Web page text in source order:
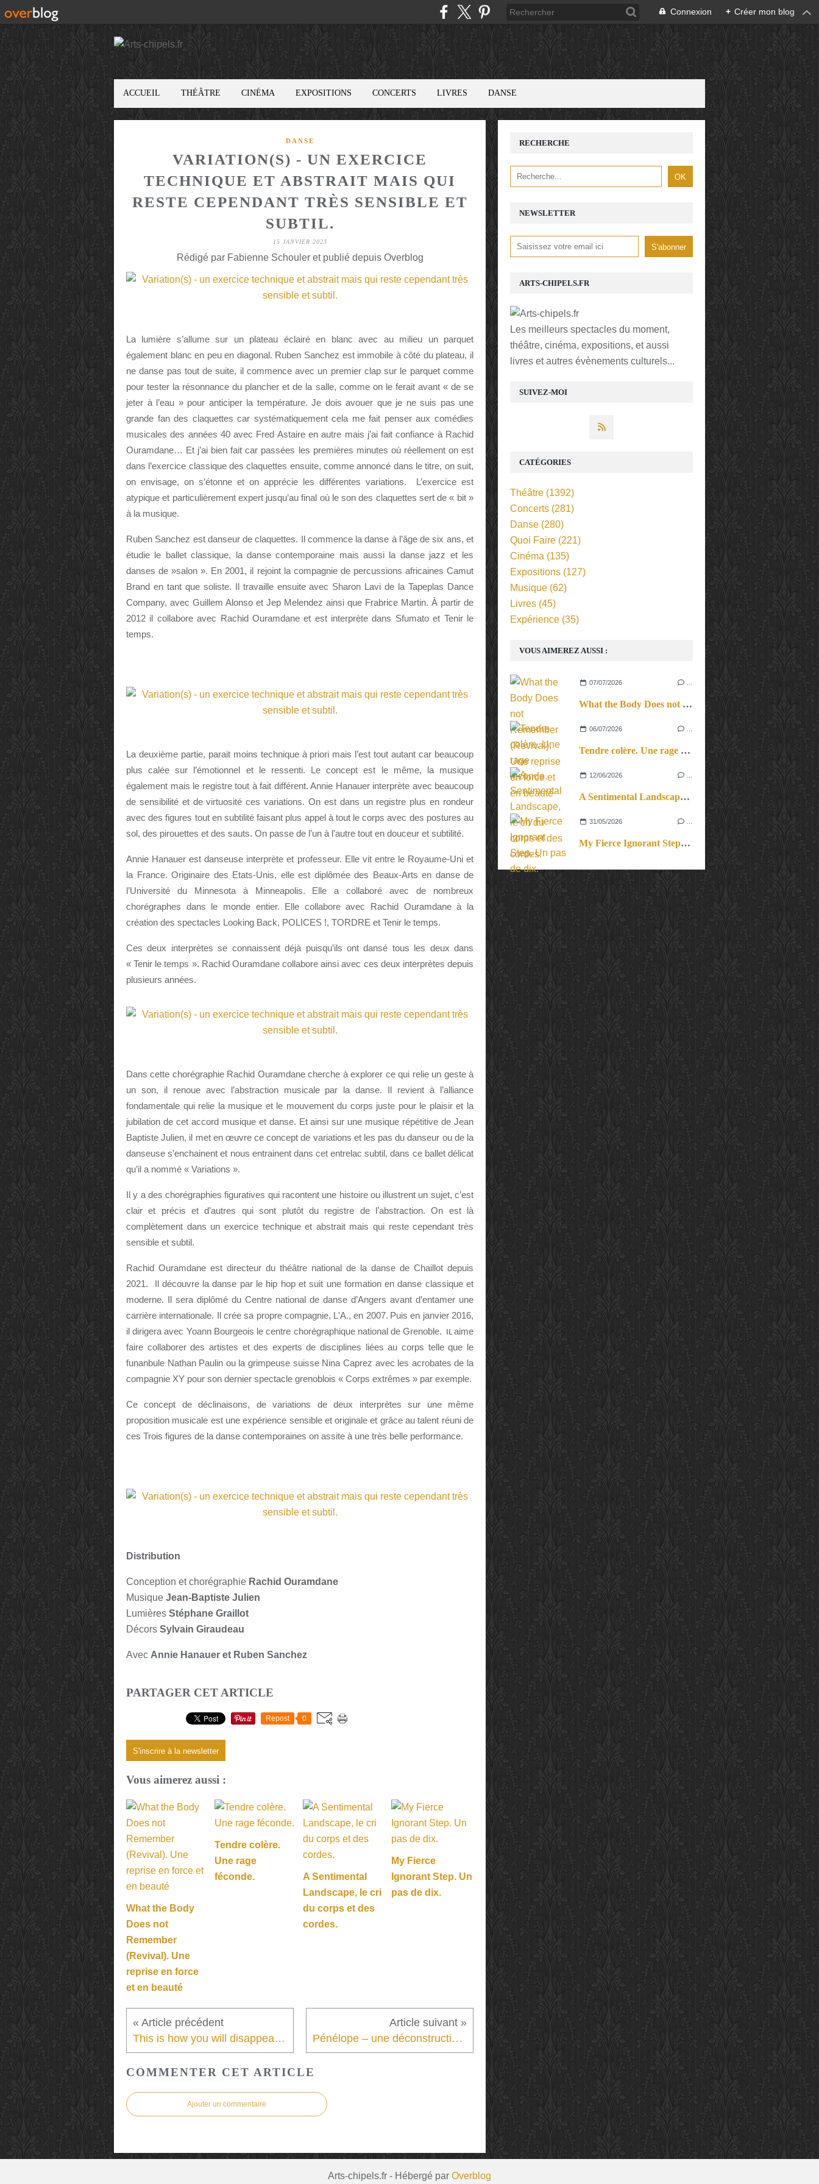
Connexion + Créer mon blog
ACCUEIL THÉÂTRE CINÉMA EXPOSITIONS CONCERTS LIVRES DANSE
DANSE
VARIATION(S) - UN EXERCICE
TECHNIQUE ET ABSTRAIT MAIS QUI
RESTE CEPENDANT TRÈS SENSIBLE ET
SUBTIL.
15 JANVIER 2023
Rédigé par Fabienne Schouler et publié depuis Overblog
La lumière s’allume sur un plateau éclairé en blanc avec au milieu un parquet
également blanc en peu en diagonal. Ruben Sanchez est immobile à côté du plateau, il
ne danse pas tout de suite, il commence avec un premier clap sur le parquet comme
pour tester la résonnance du plancher et de la salle, comme on le ferait avant « de se
jeter à l’eau » pour anticiper la température. Je dois avouer que je ne suis pas une
grande fan des claquettes car systématiquement cela me fait penser aux comédies
musicales des années 40 avec Fred Astaire en autre mais j’ai fait confiance à Rachid
Ouramdane… Et j’ai bien fait car passées les premières minutes où réellement on est
dans l’exercice classique des claquettes ensuite, comme annoncé dans le titre, on suit,
on envisage, on s’étonne et on apprécie les différentes variations. L’exercice est
atypique et particulièrement expert jusqu’au final où le son des claquettes sert de « bit »
à la musique.
Ruben Sanchez est danseur de claquettes. Il commence la danse à l’âge de six ans, et
étudie le ballet classique, la danse contemporaine mais aussi la danse jazz et les
danses de »salon ». En 2001, il rejoint la compagnie de percussions africaines Camut
Brand en tant que soliste. Il travaille ensuite avec Sharon Lavi de la Tapeplas Dance
Company, avec Guillem Alonso et Jep Melendez ainsi que Frabrice Martin. À partir de
2012 il collabore avec Rachid Ouramdane et est interprète dans Sfumato et Tenir le
temps.
La deuxième partie, parait moins technique à priori mais l’est tout autant car beaucoup
plus calée sur l’émotionnel et le ressenti. Le concept est le même, la musique
également mais le registre tout à fait différent. Annie Hanauer interprète avec beaucoup
de sensibilité et de virtuosité ces variations. On est dans un registre plus en rondeur
avec des figures tout en subtilité faisant plus appel à tout le corps avec des postures au
sol, des pirouettes et des sauts. On passe de l’un à l’autre tout en douceur et subtilité.
Annie Hanauer est danseuse interprète et professeur. Elle vit entre le Royaume-Uni et
la France. Originaire des Etats-Unis, elle est diplômée des Beaux-Arts en danse de
l’Université du Minnesota à Minneapolis. Elle a collaboré avec de nombreux
chorégraphes dans le monde entier. Elle collabore avec Rachid Ouramdane à la
création des spectacles Looking Back, POLICES !, TORDRE et Tenir le temps.
Ces deux interprètes se connaissent déjà puisqu’ils ont dansé tous les deux dans
« Tenir le temps ». Rachid Ouramdane collabore ainsi avec ces deux interprètes depuis
plusieurs années.
Dans cette chorégraphie Rachid Ouramdane cherche à explorer ce qui relie un geste à
un son, il renoue avec l’abstraction musicale par la danse. Il revient à l’alliance
fondamentale qui relie la musique et le mouvement du corps juste pour le plaisir et la
jubilation de cet accord musique et danse. Et ainsi sur une musique répétitive de Jean
Baptiste Julien, il met en œuvre ce concept de variations et les pas du danseur ou de la
danseuse s’enchainent et nous entrainent dans cet entrelac subtil, dans ce ballet délicat
qu’il a nommé « Variations ».
Il y a des chorégraphies figuratives qui racontent une histoire ou illustrent un sujet, c’est
clair et précis et d’autres qui sont plutôt du registre de l’abstraction. On est là
complètement dans un exercice technique et abstrait mais qui reste cependant très
sensible et subtil.
Rachid Ouramdane est directeur du théâtre national de la danse de Chaillot depuis
2021. Il découvre la danse par le hip hop et suit une formation en danse classique et
moderne. Il sera diplômé du Centre national de danse d’Angers avant d’entamer une
carrière internationale. Il crée sa propre compagnie, L'A., en 2007. Puis en janvier 2016,
il dirigera avec Yoann Bourgeois le centre chorégraphique national de Grenoble. ILaime
faire collaborer des artistes et des experts de disciplines liées au corps telle que le
funanbule Nathan Paulin ou la grimpeuse suisse Nina Caprez avec les acrobates de la
compagnie XY pour son dernier spectacle grenoblois « Corps extrêmes » par exemple.
Ce concept de déclinaisons, de variations de deux interprètes sur une même
proposition musicale est une expérience sensible et originale et grâce au talent réuni de
ces Trois figures de la danse contemporaines on assite à une très belle performance.
Distribution
Conception et chorégraphie Rachid Ouramdane
Musique Jean-Baptiste Julien
Lumières Stéphane Graillot
Décors Sylvain Giraudeau
Avec Annie Hanauer et Ruben Sanchez
PARTAGER CET ARTICLE
Repost 0
S'inscrire à la newsletter
Vous aimerez aussi :
What the Body
Does not
Remember
(Revival). Une
reprise en force
et en beauté
Tendre colère.
Une rage
féconde.
A Sentimental
Landscape, le cri
du corps et des
cordes.
My Fierce
Ignorant Step. Un
pas de dix.
This is how you will disappear – L’art du paradoxe comme mécanique dramaturgique et l’illusion scénique comme expérience temporelle.. Pénélope – une déconstruction réjouissante du mythe à un rythme effréné
COMMENTER CET ARTICLE
Ajouter un commentaire
NEWSLETTER
SUIVEZ-MOI
RECHERCHE
ARTS-CHIPELS.FR
Les meilleurs spectacles du moment,
théâtre, cinéma, expositions, et aussi
livres et autres évènements culturels...
VOUS AIMEREZ AUSSI :
07/07/2026
What the Body Does not Remember (Revival). Une reprise en force et en beauté
06/07/2026
Tendre colère. Une rage féconde.
12/06/2026
A Sentimental Landscape, le cri du corps et des cordes.
31/05/2026
My Fierce Ignorant Step. Un pas de dix.
CATÉGORIES
Théâtre (1392)
Concerts (281)
Danse (280)
Quoi Faire (221)
Cinéma (135)
Expositions (127)
Musique (62)
Livres (45)
Expérience (35)
Arts-chipels.fr - Hébergé par Overblog